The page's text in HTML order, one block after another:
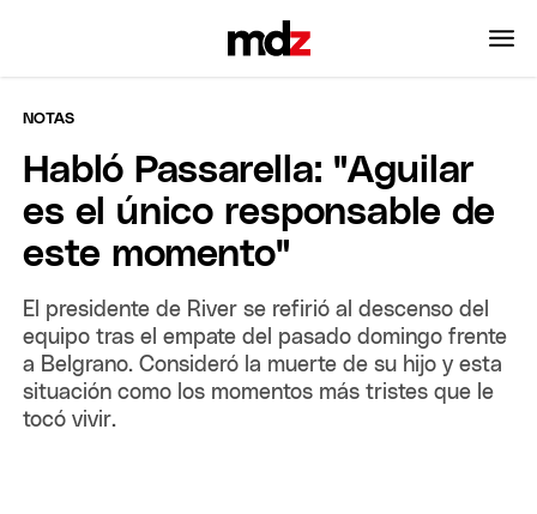
NOTAS
Habló Passarella: "Aguilar
es el único responsable de
este momento"
El presidente de River se refirió al descenso del
equipo tras el empate del pasado domingo frente
a Belgrano. Consideró la muerte de su hijo y esta
situación como los momentos más tristes que le
tocó vivir.